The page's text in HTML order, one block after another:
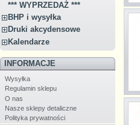
*** WYPRZEDAŻ ***
BHP i wysyłka
Druki akcydensowe
Kalendarze
INFORMACJE
Wysyłka
Regulamin sklepu
O nas
Nasze sklepy detaliczne
Polityka prywatności